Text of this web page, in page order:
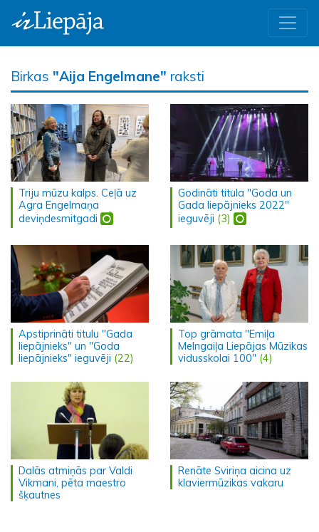
Birkas "Aija Engelmane" raksti
Triju mūzu kalps. Ceļā uz
Agra Engelmaņa
deviņdesmitgadi
Godināti titula "Goda un
Gada liepājnieks 2022"
ieguvēji (3)
Apstiprināti titulu "Gada
liepājnieks" un "Goda
liepājnieks" ieguvēji (22)
Top grāmata "Emiļa
Melngaiļa Liepājas Mūzikas
vidusskolai 100" (4)
Dalās atmiņās par Valdi
Vikmani, pēta maestro
šķautnes
Renāte Sviriņa aicina uz
klaviermūzikas vakaru